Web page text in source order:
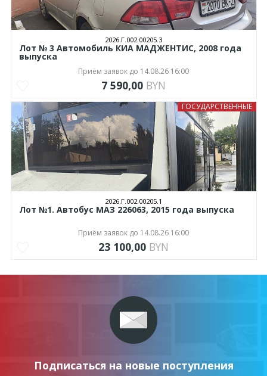
2026.Г.002.00205.3
Лот № 3 Автомобиль КИА МАДЖЕНТИС, 2008 года
выпуска
Приём заявок до 14.08.26 16:00
7 590,00 BYN
ГОСУДАРСТВЕННЫЕ
2026.Г.002.00205.1
Лот №1. Автобус МАЗ 226063, 2015 года выпуска
Приём заявок до 14.08.26 16:00
23 100,00 BYN
Подписаться на новые поступления